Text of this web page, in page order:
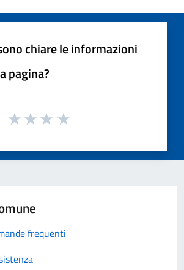
chiare le informazioni
pagina?
frequenti